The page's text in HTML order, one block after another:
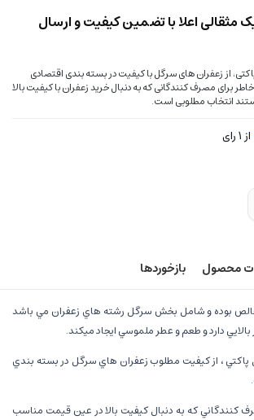
مثقالی اعلا با تضمین کیفیت و ارسال
از زعفران های سرگل با کیفیت در بسته بندی اقتصادی
برای مصرف کنندگانی که به دنبال خرید زعفران با کیفیت بالا
انتخاب مطلوبی است.
از 1رای
محصول بازخوردها
خالص بوده و شامل بخش سرگل رشته هاي زعفران مي باشد
دارد و طعم و عطر ملموسي ايجاد ميکند.
، از کيفيت مطلوب زعفران هاي سرگل در بسته بندي
کنندگاني که به دنبال کيفيت بالا در عين قيمت مناسب